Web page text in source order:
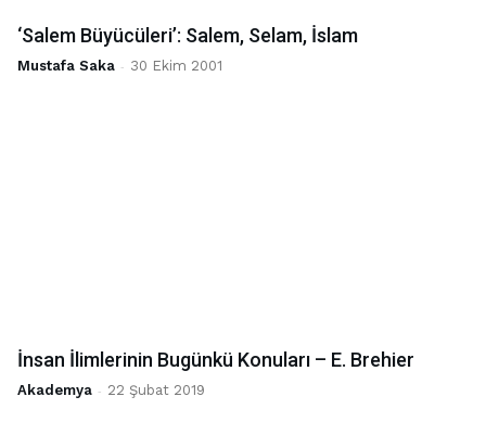
‘Salem Büyücüleri’: Salem, Selam, İslam
Mustafa Saka - 30 Ekim 2001
İnsan İlimlerinin Bugünkü Konuları – E. Brehier
Akademya - 22 Şubat 2019